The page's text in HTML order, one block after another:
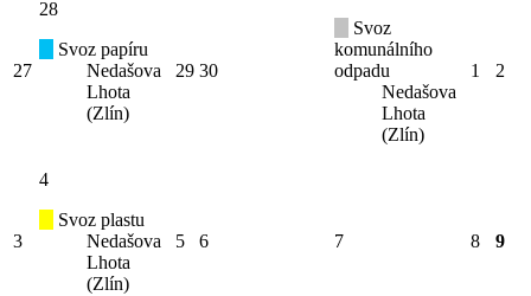
27
28
Svoz papíru
Nedašova
Lhota
(Zlín)
29 30
Svoz
komunálního
odpadu
Nedašova
Lhota
(Zlín)
1 2
3
4
Svoz plastu
Nedašova
Lhota
(Zlín)
5 6 7 8 9